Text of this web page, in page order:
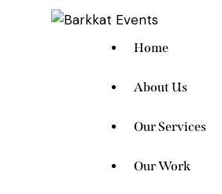
Home
About Us
Our Services
Our Work